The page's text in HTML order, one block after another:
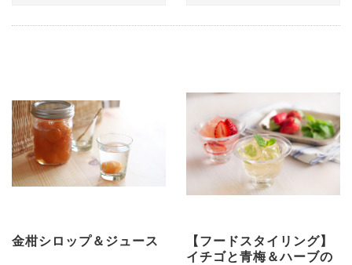
金柑シロップ＆ジュース
【フードスタイリング】
イチゴと青梅＆ハーブの